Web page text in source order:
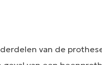
van de